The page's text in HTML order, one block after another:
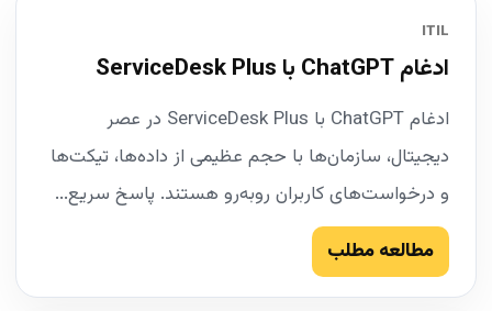
ITIL
ادغام ChatGPT با ServiceDesk Plus
ادغام ChatGPT با ServiceDesk Plus در عصر
دیجیتال، سازمان‌ها با حجم عظیمی از داده‌ها، تیکت‌ها
و درخواست‌های کاربران روبه‌رو هستند. پاسخ سریع...
مطالعه مطلب